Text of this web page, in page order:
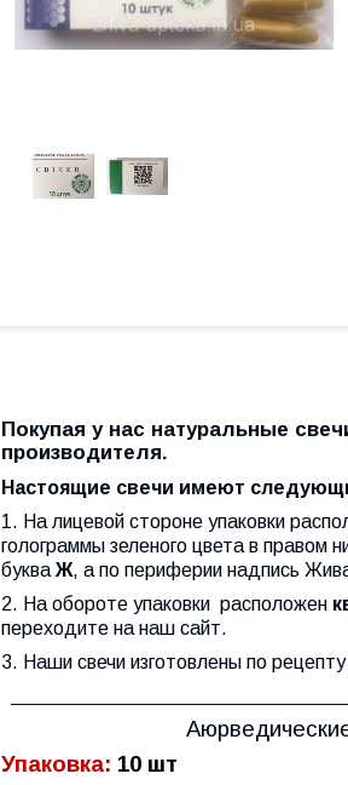
Покупая у нас натуральные
производителя.
Настоящие свечи имеют
1. На лицевой стороне упаковки
голограммы зеленого цвета в правом
буква Ж, а по периферии надпись
2. На обороте упаковки расположен
переходите на наш сайт.
3. Наши свечи изготовлены по
Упаковка: 10 шт